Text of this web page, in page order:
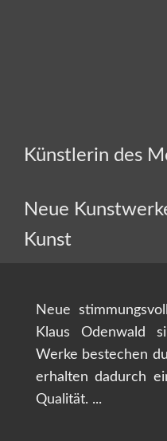
Künstlerin des
Neue
Kunst
Neue
Klaus Odenwald
Werke bestechen
erhalten dadurch
Qualität. ...